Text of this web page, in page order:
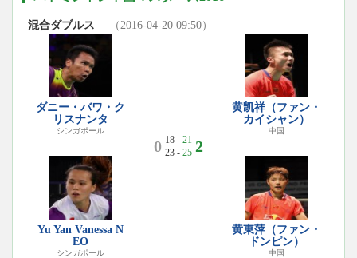
混合ダブルス （2016-04-20 09:50）
ダニー・バワ・ク
リスナンタ
シンガポール
Yu Yan Vanessa N
EO
シンガポール
0 18 - 21
23 - 25 2
黄凯祥（ファン・
カイシャン）
中国
黄東萍（ファン・
ドンピン）
中国